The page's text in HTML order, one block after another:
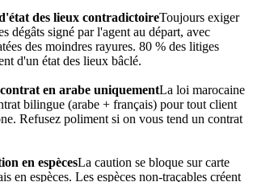
des lieux contradictoireToujours exiger
dégâts signé par l'agent au départ, avec
des moindres rayures. 80 % des litiges
d'un état des lieux bâclé.
en arabe uniquementLa loi marocaine
bilingue (arabe + français) pour tout client
Refusez poliment si on vous tend un contrat
en espècesLa caution se bloque sur carte
en espèces. Les espèces non-traçables créent